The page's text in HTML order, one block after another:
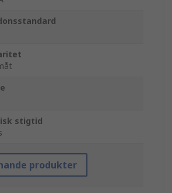
stigtid
produkter